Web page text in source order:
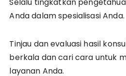
Anda dalam spesialisasi Anda.
Tinjau dan evaluasi hasil
berkala dan cari cara untuk
layanan Anda.